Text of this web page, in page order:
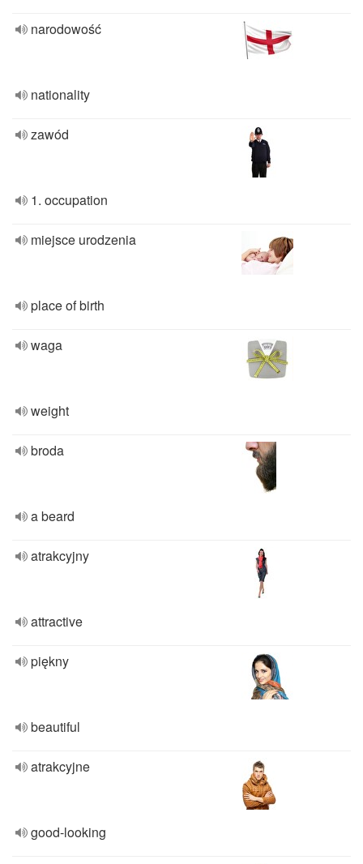
narodowość
nationality
zawód
1. occupation
miejsce urodzenia
place of birth
waga
weight
broda
a beard
atrakcyjny
attractive
piękny
beautiful
atrakcyjne
good-looking